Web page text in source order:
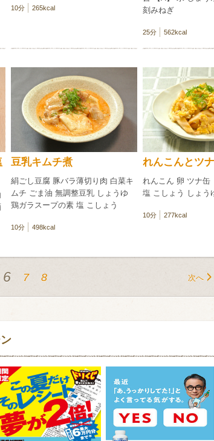
10分 265kcal
刻みねぎ
25分 562kcal
豆乳キムチ煮
絹ごし豆腐 豚バラ薄切り肉 白菜キ
ムチ ごま油 無調整豆乳 しょうゆ
鶏ガラスープの素 塩 こしょう
10分 498kcal
れんこんとツ
れんこん 卵 ツナ缶
塩 こしょう しょう
10分 277kcal
次へ
6 7 8